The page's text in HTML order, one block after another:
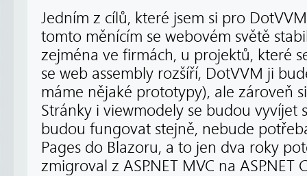
Jedním z cílů, které jsem si pro
tomto měnícím se webovém světě
zejména ve firmách, u projektů, které
se web assembly rozšíří, DotVVM ji
máme nějaké prototypy), ale zároveň
Stránky i viewmodely se budou vyvíjet
budou fungovat stejně, nebude
Pages do Blazoru, a to jen dva roky
zmigroval z ASP.NET MVC na ASP.NET